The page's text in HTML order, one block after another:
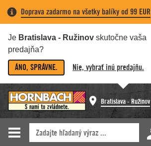
Doprava zadarmo na všetky balíky od 99 EUR
Je Bratislava - Ružinov skutočne vaša
predajňa?
ÁNO, SPRÁVNE. Nie, vybrať inú predajňu.
Bratislava - Ružinov